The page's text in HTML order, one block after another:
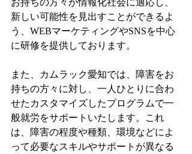
新しい可能性を見出すことができるよ
う、WEBマーケティングやSNSを中心
に研修を提供しております。
また、カムラック愛知では、障害をお
持ちの方々に対し、一人ひとりに合わ
せたカスタマイズしたプログラムで一
般就労をサポートいたします。これ
は、障害の程度や種類、環境などによ
って必要なスキルやサポートが異なる